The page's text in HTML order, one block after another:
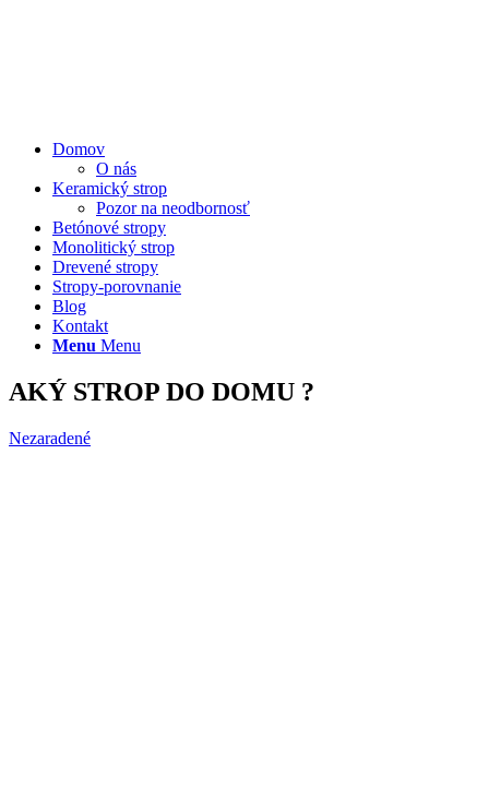
Domov
O nás
Keramický strop
Pozor na neodbornosť
Betónové stropy
Monolitický strop
Drevené stropy
Stropy-porovnanie
Blog
Kontakt
Menu Menu
AKÝ STROP DO DOMU ?
Nezaradené